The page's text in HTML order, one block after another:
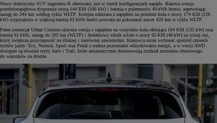
Nowy elektryczny SUV segmentu B oferowany jest w trzech konfiguracjach napędu. Bazowa wersja
przednionapędowa dysponuje mocą 144 KM (106 kW) i baterią o pojemności 49 kWh brutto, zapewniając
zasięg do 344 km według cyklu WLTP. Kolejna odmiana z napędem na przednie koła o mocy 174 KM (128
kW) wyposażona w większą baterię 61 kWh brutto pozwala na pokonanie nawet 426 km w cyklu WLTP.
Pełen potencjał Urban Cruisera ujawnia wersja z napędem na wszystkie koła oferująca 184 KM (135 kW) oraz
baterię 61 kWh, zasięg do 395 km (WLTP) i dodatkowy silnik eAxle o mocy 65 KM (48 kW) na tylnej osi,
który zwiększa przyczepność na śliskiej i nierównej nawierzchni. Kierowca może wybierać spośród czterech
trybów jazdy: Eco, Normal, Sport oraz Pedal z trzema poziomami odzyskiwania energii, a w wersji AWD
dostępne są również tryby Auto i Trail, które automatycznie dostosowują rozdział momentu obrotowego
do warunków na drodze.